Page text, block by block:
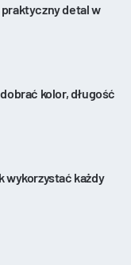
detal w
kolor, długość
wykorzystać każdy